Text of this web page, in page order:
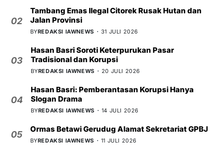
02
Tambang Emas Ilegal Citorek Rusak Hutan dan
Jalan Provinsi
BYREDAKSI IAWNEWS 31 JULI 2026
03
Hasan Basri Soroti Keterpurukan Pasar
Tradisional dan Korupsi
BYREDAKSI IAWNEWS 20 JULI 2026
04
Hasan Basri: Pemberantasan Korupsi Hanya
Slogan Drama
BYREDAKSI IAWNEWS 14 JULI 2026
05
Ormas Betawi Gerudug Alamat Sekretariat GPBJ
BYREDAKSI IAWNEWS 11 JULI 2026